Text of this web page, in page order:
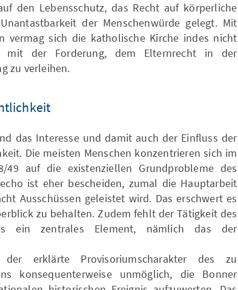
den Lebensschutz, das Recht auf körperliche
der Menschenwürde gelegt. Mit
vermag sich die katholische Kirche indes nicht
mit der Forderung, dem Elternrecht in der
zu verleihen.
das Interesse und damit auch der Einfluss der
Die meisten Menschen konzentrieren sich im
49 auf die existenziellen Grundprobleme des
ist eher bescheiden, zumal die Hauptarbeit
Ausschüssen geleistet wird. Das erschwert es
zu behalten. Zudem fehlt der Tätigkeit des
ein zentrales Element, nämlich das der
erklärte Provisoriumscharakter des zu
konsequenterweise unmöglich, die Bonner